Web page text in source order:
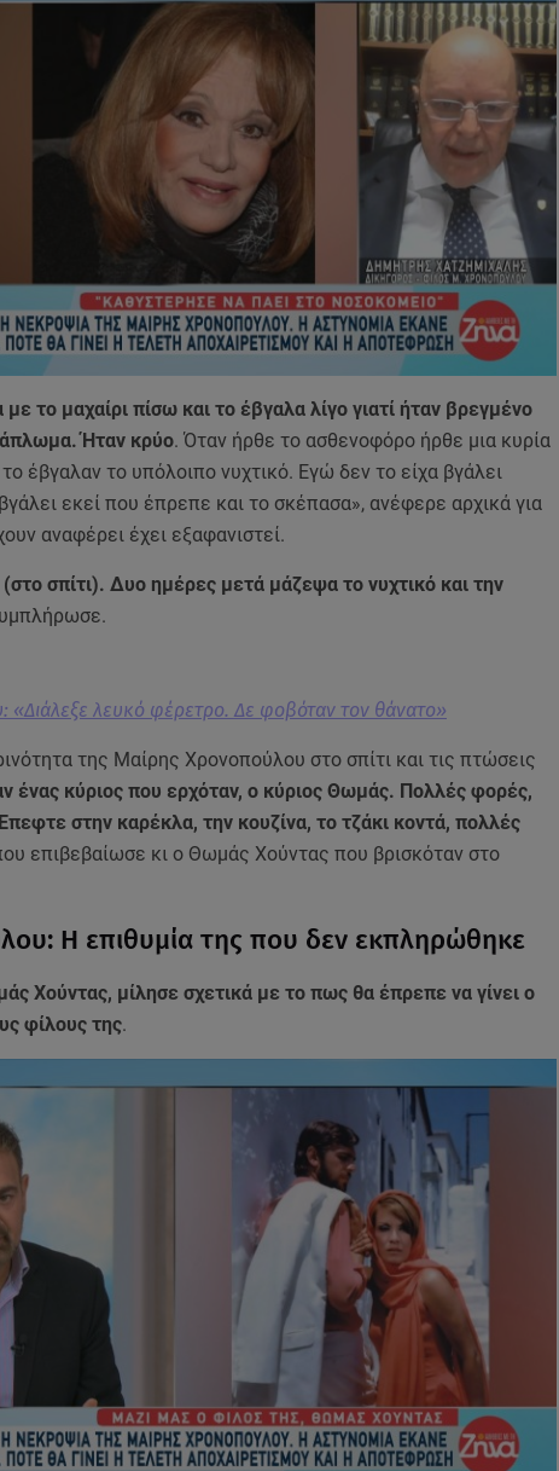
με το μαχαίρι πίσω και το έβγαλα λίγο γιατί ήταν βρεγμένο
Ήταν κρύο. Όταν ήρθε το ασθενοφόρο ήρθε μια κυρία
το έβγαλαν το υπόλοιπο νυχτικό. Εγώ δεν το είχα βγάλει
εκεί που έπρεπε και το σκέπασα», ανέφερε αρχικά για
αναφέρει έχει εξαφανιστεί.
σπίτι). Δυο ημέρες μετά μάζεψα το νυχτικό και την
«Διάλεξε λευκό φέρετρο. Δε φοβόταν τον θάνατο»
της Μαίρης Χρονοπούλου στο σπίτι και τις πτώσεις
ένας κύριος που ερχόταν, ο κύριος Θωμάς. Πολλές φορές,
στην καρέκλα, την κουζίνα, το τζάκι κοντά, πολλές
επιβεβαίωσε κι ο Θωμάς Χούντας που βρισκόταν στο
Η επιθυμία της που δεν εκπληρώθηκε
Χούντας, μίλησε σχετικά με το πως θα έπρεπε να γίνει ο
φίλους της.